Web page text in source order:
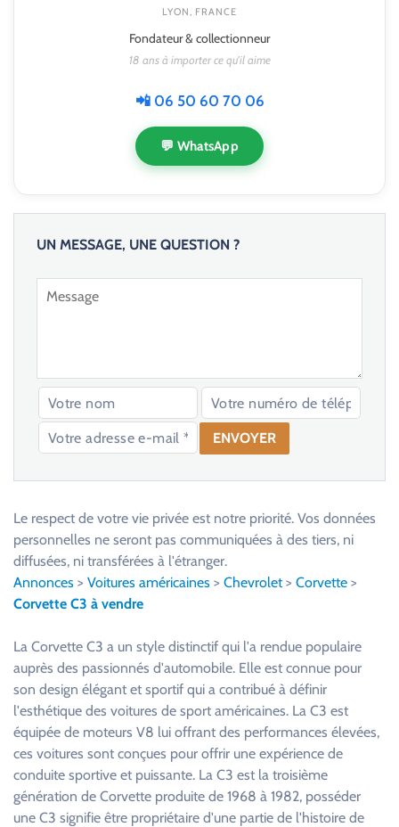
LYON, FRANCE
Fondateur & collectionneur
18 ans à importer ce qu'il aime
📲 06 50 60 70 06
💬 WhatsApp
UN MESSAGE, UNE QUESTION ?
l
a
s
s
e
r
c
e
Le respect de votre vie privée est notre priorité. Vos données
personnelles ne seront pas communiquées à des tiers, ni
diffusées, ni transférées à l'étranger.
Annonces > Voitures américaines > Chevrolet> Corvette >
Corvette C3 à vendre
La Corvette C3 a un style distinctif qui l'a rendue populaire
auprès des passionnés d'automobile. Elle est connue pour
son design élégant et sportif qui a contribué à définir
l'esthétique des voitures de sport américaines. La C3 est
équipée de moteurs V8 lui offrant des performances élevées,
ces voitures sont conçues pour offrir une expérience de
conduite sportive et puissante. La C3 est la troisième
génération de Corvette produite de 1968 à 1982, posséder
une C3 signifie être propriétaire d'une partie de l'histoire de